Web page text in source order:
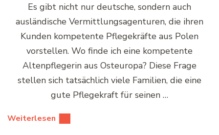
Es gibt nicht nur deutsche, sondern auch
ausländische Vermittlungsagenturen, die ihren
Kunden kompetente Pflegekräfte aus Polen
vorstellen. Wo finde ich eine kompetente
Altenpflegerin aus Osteuropa? Diese Frage
stellen sich tatsächlich viele Familien, die eine
gute Pflegekraft für seinen …
Weiterlesen